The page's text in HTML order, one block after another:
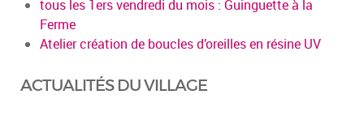
tous les 1ers vendredi du mois : Guinguette à la
Ferme
Atelier création de boucles d’oreilles en résine UV
ACTUALITÉS DU VILLAGE